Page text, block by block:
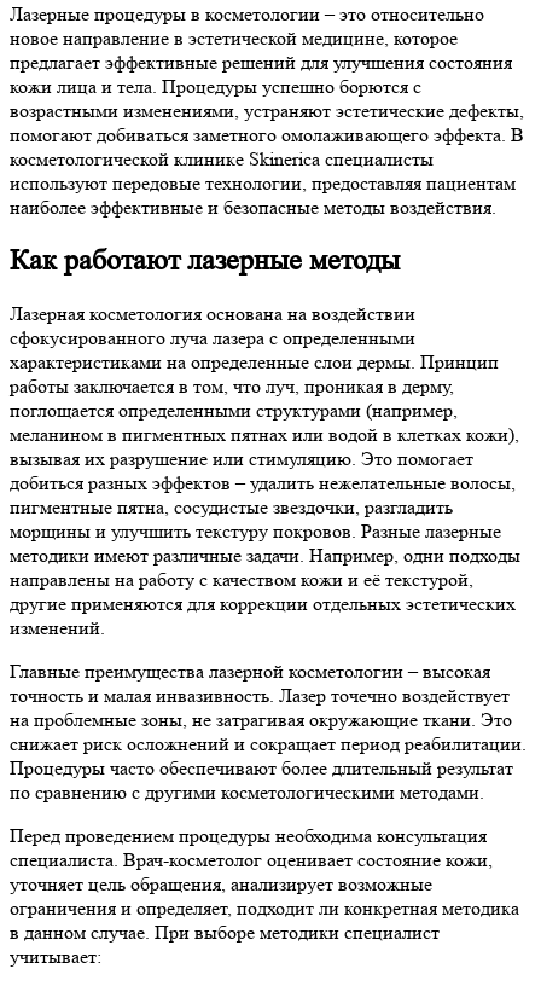
Лазерные процедуры в косметологии – это относительно
новое направление в эстетической медицине, которое
предлагает эффективные решений для улучшения состояния
кожи лица и тела. Процедуры успешно борются с
возрастными изменениями, устраняют эстетические дефекты,
помогают добиваться заметного омолаживающего эффекта. В
косметологической клинике Skinerica специалисты
используют передовые технологии, предоставляя пациентам
наиболее эффективные и безопасные методы воздействия.
Как работают лазерные методы
Лазерная косметология основана на воздействии
сфокусированного луча лазера с определенными
характеристиками на определенные слои дермы. Принцип
работы заключается в том, что луч, проникая в дерму,
поглощается определенными структурами (например,
меланином в пигментных пятнах или водой в клетках кожи),
вызывая их разрушение или стимуляцию. Это помогает
добиться разных эффектов – удалить нежелательные волосы,
пигментные пятна, сосудистые звездочки, разгладить
морщины и улучшить текстуру покровов. Разные лазерные
методики имеют различные задачи. Например, одни подходы
направлены на работу с качеством кожи и её текстурой,
другие применяются для коррекции отдельных эстетических
изменений.
Главные преимущества лазерной косметологии – высокая
точность и малая инвазивность. Лазер точечно воздействует
на проблемные зоны, не затрагивая окружающие ткани. Это
снижает риск осложнений и сокращает период реабилитации.
Процедуры часто обеспечивают более длительный результат
по сравнению с другими косметологическими методами.
Перед проведением процедуры необходима консультация
специалиста. Врач-косметолог оценивает состояние кожи,
уточняет цель обращения, анализирует возможные
ограничения и определяет, подходит ли конкретная методика
в данном случае. При выборе методики специалист
учитывает: